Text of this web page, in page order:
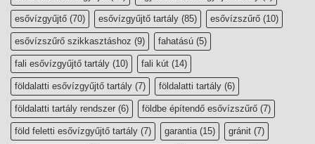
esővízgyűjtő (70) esővízgyűjtő tartály (85) esővízszűrő (10)
esővízszűrő szikkasztáshoz (9) fahatású (5)
fali esővízgyűjtő tartály (10) fali kút (14)
földalatti esővízgyűjtő tartály (7) földalatti tartály (6)
földalatti tartály rendszer (6) földbe építendő esővízszűrő (7)
föld feletti esővízgyűjtő tartály (7) garantia(15) gránit (7)